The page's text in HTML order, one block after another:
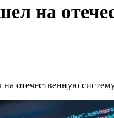
на
отечественную